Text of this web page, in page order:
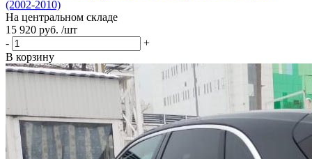
(2002-2010)
На центральном складе
15 920 руб. /шт
-
+
В корзину